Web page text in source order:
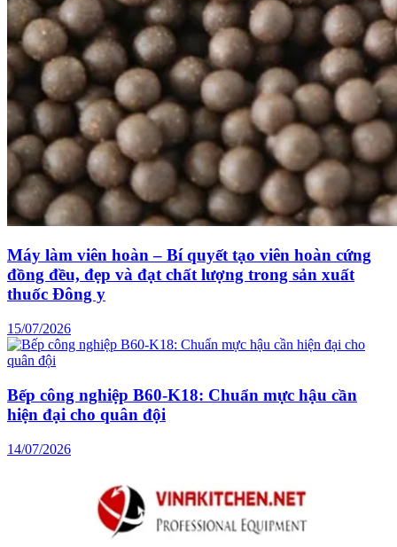
Máy làm viên hoàn – Bí quyết tạo viên hoàn cứng
đồng đều, đẹp và đạt chất lượng trong sản xuất
thuốc Đông y
15/07/2026
Bếp công nghiệp B60-K18: Chuẩn mực hậu cần
hiện đại cho quân đội
14/07/2026